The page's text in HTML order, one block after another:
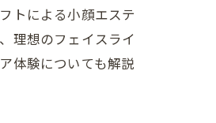
トによる小顔エステ
理想のフェイスライ
体験についても解説